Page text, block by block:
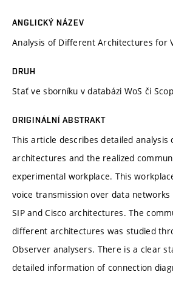
ANGLICKÝ NÁZEV
Analysis of Different Architectures for
DRUH
Stať ve sborníku v databázi WoS či
ORIGINÁLNÍ ABSTRAKT
This article describes detailed analysis
architectures and the realized
experimental workplace. This
voice transmission over data networks
SIP and Cisco architectures. The
different architectures was studied
Observer analysers. There is a clear
detailed information of connection